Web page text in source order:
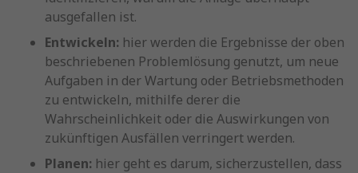
ausgefallen ist.
Entwickeln: hier werden die Ergebnisse der oben
beschriebenen Problemlösung genutzt, um neue
Aufgaben in der Wartung oder Betriebsmethoden
zu entwickeln, mithilfe derer die
Wahrscheinlichkeit oder die Auswirkungen von
zukünftigen Ausfällen verringert werden.
Planen: hier geht es darum, sicherzustellen, dass